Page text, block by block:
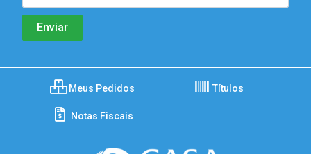
Meus Pedidos Títulos
Notas Fiscais